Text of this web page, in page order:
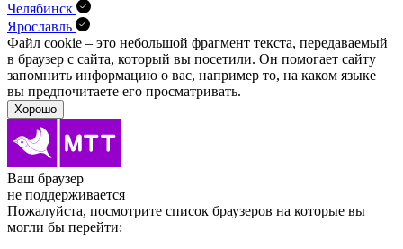
Челябинск
Ярославль
Файл cookie – это небольшой фрагмент текста, передава­емый
в браузер с сайта, который вы посетили. Он помо­гает сайту
запомнить информацию о вас, например то, на каком языке
вы предпочитаете его просматривать.
Хорошо
Ваш браузер
не поддерживается
Пожалуйста, посмотрите список браузеров на которые вы
могли бы перейти: